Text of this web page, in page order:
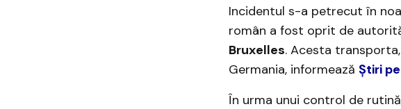
Incidentul s-a petrecut în
român a fost oprit de
Bruxelles. Acesta
Germania, informează Știri
În urma unui control de